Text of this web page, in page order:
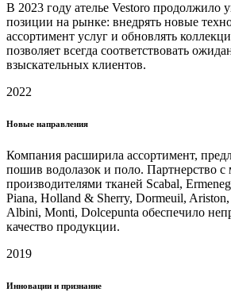
В 2023 году ателье Vestoro продолжило
позиции на рынке: внедрять новые
ассортимент услуг и обновлять
позволяет всегда соответствовать
взыскательных клиентов.
2022
Новые направления
Компания расширила ассортимент,
пошив водолазок и поло. Партнерство
производителями тканей Scabal,
Piana, Holland & Sherry, Dormeuil,
Albini, Monti, Dolcepunta обеспечило
качество продукции.
2019
Инновации и признание